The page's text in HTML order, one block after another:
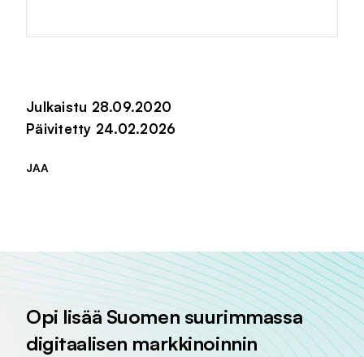
Julkaistu 28.09.2020
Päivitetty 24.02.2026
JAA
Opi lisää Suomen suurimmassa
digitaalisen markkinoinnin